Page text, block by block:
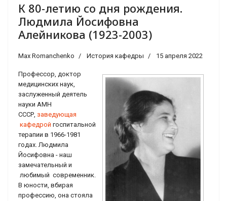
К 80-летию со дня рождения.
Людмила Йосифовна
Алейникова (1923-2003)
Max Romanchenko История кафедры 15 апреля 2022
Профессор, доктор
медицинских наук,
заслуженный деятель
науки АМН
СССР, заведующая
кафедрой госпитальной
терапии в 1966-1981
годах. Людмила
Йосифовна - наш
замечательный и
любимый современник.
В юности, вбирая
профессию, она стояла